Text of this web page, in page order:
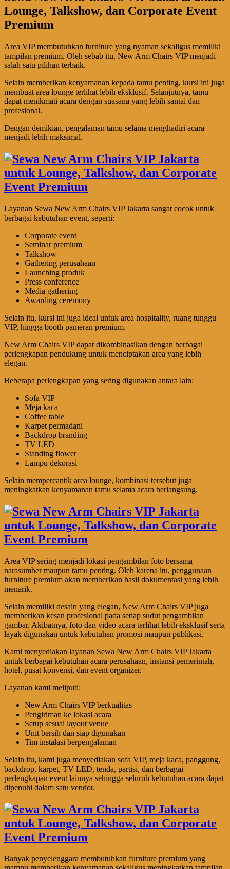
Lounge, Talkshow, dan Corporate Event
Premium
Area VIP membutuhkan furniture yang nyaman sekaligus memiliki
tampilan premium. Oleh sebab itu, New Arm Chairs VIP menjadi
salah satu pilihan terbaik.
Selain memberikan kenyamanan kepada tamu penting, kursi ini juga
membuat area lounge terlihat lebih eksklusif. Selanjutnya, tamu
dapat menikmati acara dengan suasana yang lebih santai dan
profesional.
Dengan demikian, pengalaman tamu selama menghadiri acara
menjadi lebih maksimal.
Layanan Sewa New Arm Chairs VIP Jakarta sangat cocok untuk
berbagai kebutuhan event, seperti:
Corporate event
Seminar premium
Talkshow
Gathering perusahaan
Launching produk
Press conference
Media gathering
Awarding ceremony
Selain itu, kursi ini juga ideal untuk area hospitality, ruang tunggu
VIP, hingga booth pameran premium.
New Arm Chairs VIP dapat dikombinasikan dengan berbagai
perlengkapan pendukung untuk menciptakan area yang lebih
elegan.
Beberapa perlengkapan yang sering digunakan antara lain:
Sofa VIP
Meja kaca
Coffee table
Karpet permadani
Backdrop branding
TV LED
Standing flower
Lampu dekorasi
Selain mempercantik area lounge, kombinasi tersebut juga
meningkatkan kenyamanan tamu selama acara berlangsung.
Area VIP sering menjadi lokasi pengambilan foto bersama
narasumber maupun tamu penting. Oleh karena itu, penggunaan
furniture premium akan memberikan hasil dokumentasi yang lebih
menarik.
Selain memiliki desain yang elegan, New Arm Chairs VIP juga
memberikan kesan profesional pada setiap sudut pengambilan
gambar. Akibatnya, foto dan video acara terlihat lebih eksklusif serta
layak digunakan untuk kebutuhan promosi maupun publikasi.
Kami menyediakan layanan Sewa New Arm Chairs VIP Jakarta
untuk berbagai kebutuhan acara perusahaan, instansi pemerintah,
hotel, pusat konvensi, dan event organizer.
Layanan kami meliputi:
New Arm Chairs VIP berkualitas
Pengiriman ke lokasi acara
Setup sesuai layout venue
Unit bersih dan siap digunakan
Tim instalasi berpengalaman
Selain itu, kami juga menyediakan sofa VIP, meja kaca, panggung,
backdrop, karpet, TV LED, tenda, partisi, dan berbagai
perlengkapan event lainnya sehingga seluruh kebutuhan acara dapat
dipenuhi dalam satu vendor.
Banyak penyelenggara membutuhkan furniture premium yang